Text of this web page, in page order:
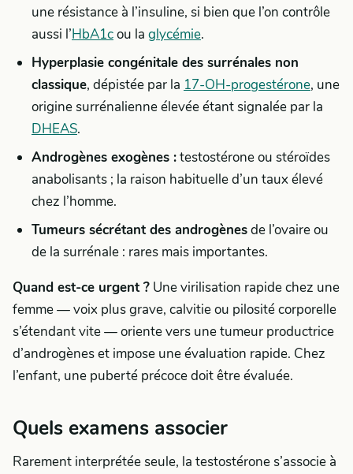
une résistance à l’insuline, si bien que l’on contrôle
aussi l’HbA1cou la glycémie.
Hyperplasie congénitale des surrénales non
classique, dépistée par la 17-OH-progestérone, une
origine surrénalienne élevée étant signalée par la
DHEAS.
Androgènes exogènes :testostérone ou stéroïdes
anabolisants ; la raison habituelle d’un taux élevé
chez l’homme.
Tumeurs sécrétant des androgènesde l’ovaire ou
de la surrénale : rares mais importantes.
Quand est-ce urgent ? Une virilisation rapide chez une
femme — voix plus grave, calvitie ou pilosité corporelle
s’étendant vite — oriente vers une tumeur productrice
d’androgènes et impose une évaluation rapide. Chez
l’enfant, une puberté précoce doit être évaluée.
Quels examens associer
Rarement interprétée seule, la testostérone s’associe à